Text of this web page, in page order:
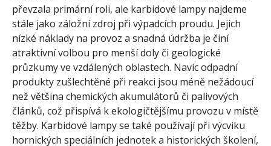
převzala primární roli, ale karbidové lampy najdeme
stále jako záložní zdroj při výpadcích proudu. Jejich
nízké náklady na provoz a snadná údržba je činí
atraktivní volbou pro menší doly či geologické
průzkumy ve vzdálených oblastech. Navíc odpadní
produkty zušlechtěné při reakci jsou méně nežádoucí
než většina chemických akumulátorů či palivových
článků, což přispívá k ekologičtějšímu provozu v místě
těžby. Karbidové lampy se také používají při výcviku
hornických speciálních jednotek a historických školení,